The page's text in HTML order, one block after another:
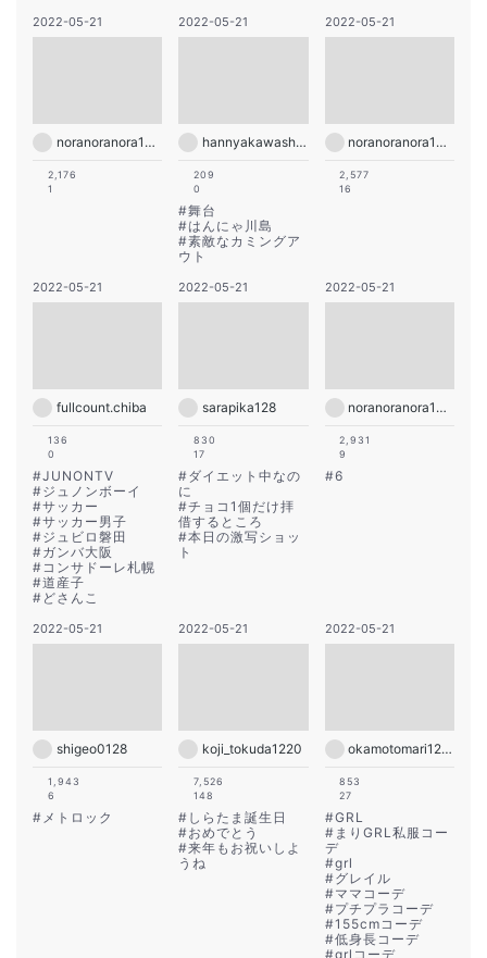
2022-05-21
noranoranora1988
2,176
1
2022-05-21
hannyakawashima
209
0
#舞台
#はんにゃ川島
#素敵なカミングア
ウト
2022-05-21
noranoranora1988
2,577
16
2022-05-21
fullcount.chiba
136
0
#JUNONTV
#ジュノンボーイ
#サッカー
#サッカー男子
#ジュビロ磐田
#ガンバ大阪
# コンサドーレ札幌
#道産子
# どさんこ
2022-05-21
sarapika128
830
17
#ダイエット中なの
に
#チョコ1個だけ拝
借するところ
#本日の激写ショッ
ト
2022-05-21
noranoranora1988
2,931
9
#6
2022-05-21
shigeo0128
1,943
6
# メトロック
2022-05-21
koji_tokuda1220
7,526
148
# しらたま誕生日
#おめでとう
#来年もお祝いしよ
うね
2022-05-21
okamotomari1213
853
27
#GRL
# まりGRL私服コー
デ
#grl
#グレイル
#ママコーデ
#プチプラコーデ
#155cmコーデ
#低身長コーデ
#grlコーデ